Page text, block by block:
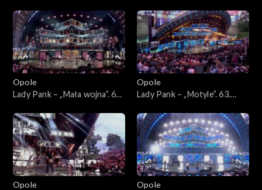
45-lecia zespołu Lady Pank
zespołu Lady Pank
Opole
Lady Pank – „Mała wojna”. 63.
zespołu Lady Pank
Opole
Lady Pank – „Motyle”. 63.
zespołu Lady Pank
Opole
Opole